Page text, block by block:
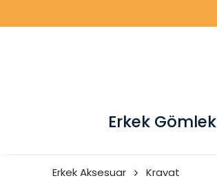
Erkek Gömlek
Erkek Aksesuar Kravat